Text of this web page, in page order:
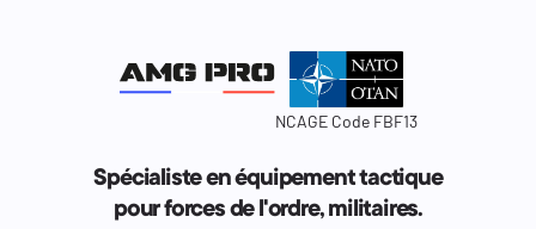
NCAGE Code FBF13
Spécialiste en équipement tactique
pour forces de l'ordre, militaires.